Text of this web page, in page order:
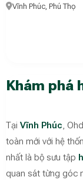
Vĩnh Phúc, Phú Thọ
Khám phá
Tại Vĩnh Phúc,
toàn mới với hệ
nhất là bộ sưu tập
quan sát từng góc